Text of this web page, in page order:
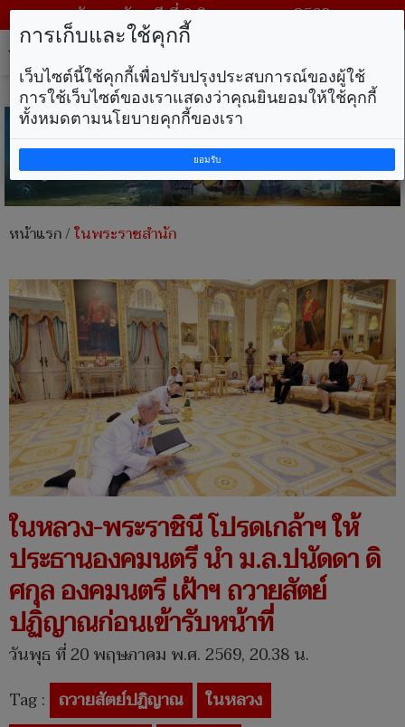
วันพฤหัสบดี ที่ 6 สิงหาคม พ.ศ. 2569
หน้าแรก/ในพระราชสำนัก
ในหลวง-พระราชินี โปรดเกล้าฯ ให้
ประธานองคมนตรี นำ ม.ล.ปนัดดา ดิ
ศกุล องคมนตรี เฝ้าฯ ถวายสัตย์
ปฏิญาณก่อนเข้ารับหน้าที่
วันพุธ ที่ 20 พฤษภาคม พ.ศ. 2569, 20.38 น.
Tag : ถวายสัตย์ปฏิญาณ
ในหลวง
การเก็บและใช้คุกกี้
เว็บไซต์นี้ใช้คุกกี้เพื่อปรับปรุงประสบการณ์ของผู้ใช้
การใช้เว็บไซต์ของเราแสดงว่าคุณยินยอมให้ใช้คุกกี้
ทั้งหมดตามนโยบายคุกกี้ของเรา
ยอมรับ